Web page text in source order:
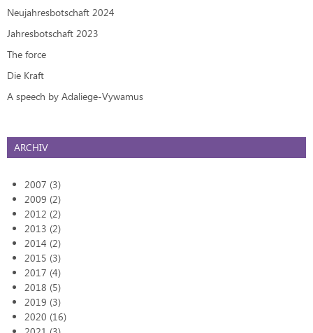
Neujahresbotschaft 2024
Jahresbotschaft 2023
The force
Die Kraft
A speech by Adaliege-Vywamus
ARCHIV
2007 (3)
2009 (2)
2012 (2)
2013 (2)
2014 (2)
2015 (3)
2017 (4)
2018 (5)
2019 (3)
2020 (16)